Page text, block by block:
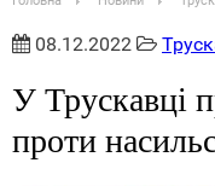
08.12.2022
У Трускавці
проти